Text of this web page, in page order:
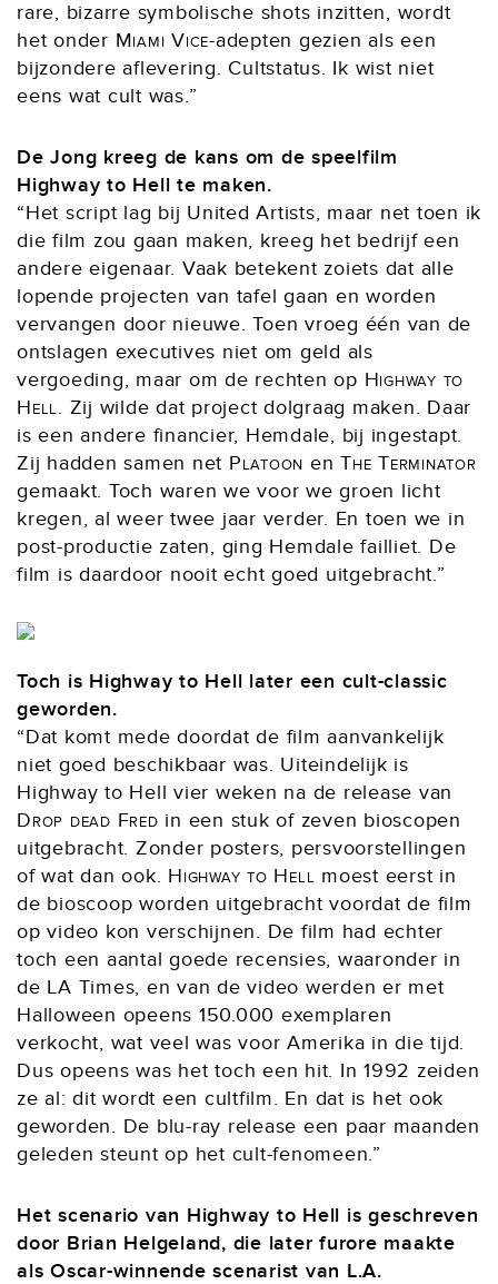
rare, bizarre symbolische shots inzitten, wordt
het onder Miami Vice-adepten gezien als een
bijzondere aflevering. Cultstatus. Ik wist niet
eens wat cult was.”
De Jong kreeg de kans om de speelfilm
Highway to Hell te maken.
“Het script lag bij United Artists, maar net toen ik
die film zou gaan maken, kreeg het bedrijf een
andere eigenaar. Vaak betekent zoiets dat alle
lopende projecten van tafel gaan en worden
vervangen door nieuwe. Toen vroeg één van de
ontslagen executives niet om geld als
vergoeding, maar om de rechten op Highway to
Hell. Zij wilde dat project dolgraag maken. Daar
is een andere financier, Hemdale, bij ingestapt.
Zij hadden samen net Platoon enThe Terminator
gemaakt. Toch waren we voor we groen licht
kregen, al weer twee jaar verder. En toen we in
post-productie zaten, ging Hemdale failliet. De
film is daardoor nooit echt goed uitgebracht.”
Toch is Highway to Hell later een cult-classic
geworden.
“Dat komt mede doordat de film aanvankelijk
niet goed beschikbaar was. Uiteindelijk is
Highway to Hell vier weken na de release van
Drop dead Fred in een stuk of zeven bioscopen
uitgebracht. Zonder posters, persvoorstellingen
of wat dan ook. Highway to Hell moest eerst in
de bioscoop worden uitgebracht voordat de film
op video kon verschijnen. De film had echter
toch een aantal goede recensies, waaronder in
de LA Times, en van de video werden er met
Halloween opeens 150.000 exemplaren
verkocht, wat veel was voor Amerika in die tijd.
Dus opeens was het toch een hit. In 1992 zeiden
ze al: dit wordt een cultfilm. En dat is het ook
geworden. De blu-ray release een paar maanden
geleden steunt op het cult-fenomeen.”
Het scenario van Highway to Hell is geschreven
door Brian Helgeland, die later furore maakte
als Oscar-winnende scenarist van L.A.